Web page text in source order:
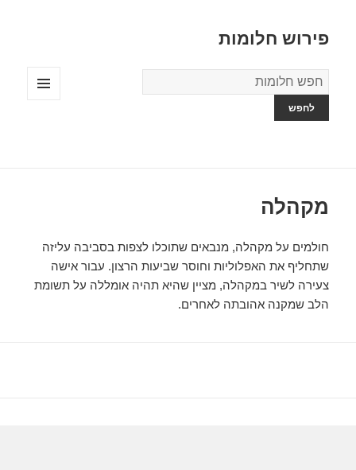
פירוש חלומות
מילון
החלומות
מקהלה
חולמים על מקהלה, מנבאים שתוכלו לצפות בסביבה עליזה
שתחליף את האפלוליות וחוסר שביעות הרצון. עבור אישה
צעירה לשיר במקהלה, מציין שהיא תהיה אומללה על תשומת
הלב שמקנה אהובתה לאחרים.